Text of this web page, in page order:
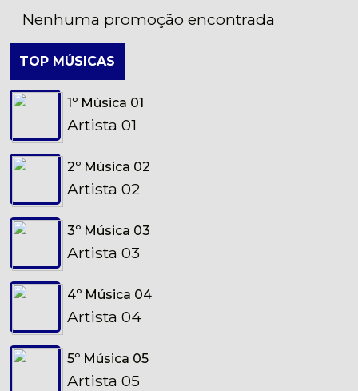
Nenhuma promoção encontrada
TOP MÚSICAS
1º Música 01
Artista 01
2º Música 02
Artista 02
3º Música 03
Artista 03
4º Música 04
Artista 04
5º Música 05
Artista 05